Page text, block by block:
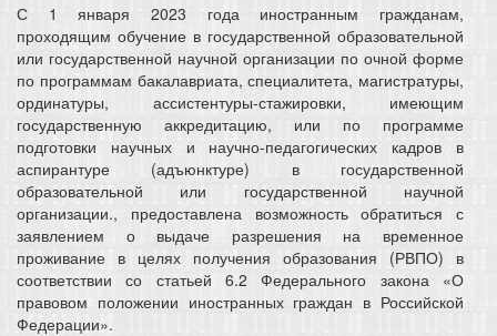
С 1 января 2023 года иностранным гражданам,
проходящим обучение в государственной образовательной
или государственной научной организации по очной форме
по программам бакалавриата, специалитета, магистратуры,
ординатуры, ассистентуры-стажировки, имеющим
государственную аккредитацию, или по программе
подготовки научных и научно-педагогических кадров в
аспирантуре (адъюнктуре) в государственной
образовательной или государственной научной
организации., предоставлена возможность обратиться с
заявлением о выдаче разрешения на временное
проживание в целях получения образования (РВПО) в
соответствии со статьей 6.2 Федерального закона «О
правовом положении иностранных граждан в Российской
Федерации».